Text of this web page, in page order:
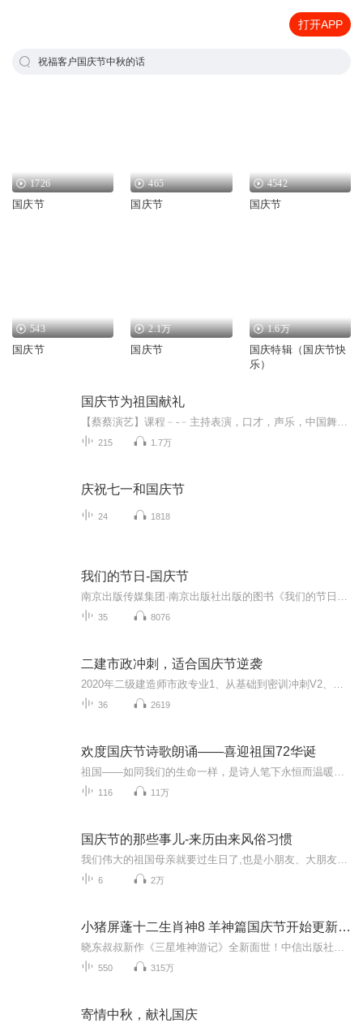
打开APP
祝福客户国庆节中秋的话
1726
国庆节
465
国庆节
4542
国庆节
543
国庆节
2.1万
国庆节
1.6万
国庆特辑（国庆节快
乐）
国庆节为祖国献礼
215 1.7万
庆祝七一和国庆节
24 1818
我们的节日-国庆节
35 8076
二建市政冲刺，适合国庆节逆袭
36 2619
欢度国庆节诗歌朗诵——喜迎祖国72华诞
116 11万
国庆节的那些事儿-来历由来风俗习惯
6 2万
小猪屏蓬十二生肖神8 羊神篇国庆节开始更新啦！
550 315万
寄情中秋，献礼国庆